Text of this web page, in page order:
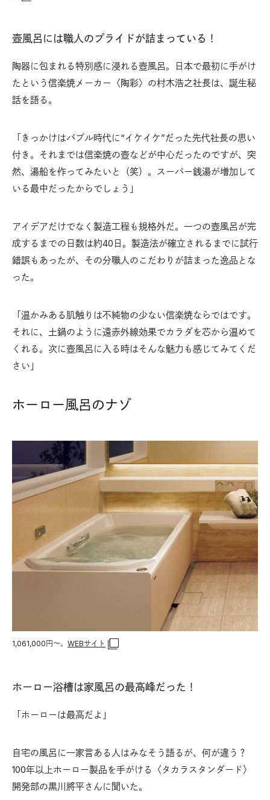
壺風呂には職人のプライドが詰まっている！
陶器に包まれる特別感に浸れる壺風呂。日本で最初に手がけ
たという信楽焼メーカー〈陶彩〉の村木浩之社長は、誕生秘
話を語る。
「きっかけはバブル時代に“イケイケ”だった先代社長の思い
付き。それまでは信楽焼の壺などが中心だったのですが、突
然、湯船を作ってみたいと（笑）。スーパー銭湯が増加して
いる最中だったからでしょう」
アイデアだけでなく製造工程も規格外だ。一つの壺風呂が完
成するまでの日数は約40日。製造法が確立されるまでに試行
錯誤もあったが、その分職人のこだわりが詰まった逸品とな
った。
「温かみある肌触りは不純物の少ない信楽焼ならではです。
それに、土鍋のように遠赤外線効果でカラダを芯から温めて
くれる。次に壺風呂に入る時はそんな魅力も感じてみてくだ
さい」
ホーロー風呂のナゾ
1,061,000円〜。 WEBサイト
ホーロー浴槽は家風呂の最高峰だった！
「ホーローは最高だよ」
自宅の風呂に一家言ある人はみなそう語るが、何が違う？
100年以上ホーロー製品を手がける〈タカラスタンダード〉
開発部の黒川將平さんに聞いた。